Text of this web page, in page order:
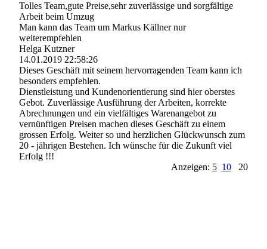
Tolles Team,gute Preise,sehr zuverlässige und sorgfältige
Arbeit beim Umzug
Man kann das Team um Markus Källner nur
weiterempfehlen
Helga Kutzner
14.01.2019 22:58:26
Dieses Geschäft mit seinem hervorragenden Team kann ich
besonders empfehlen.
Dienstleistung und Kundenorientierung sind hier oberstes
Gebot. Zuverlässige Ausführung der Arbeiten, korrekte
Abrechnungen und ein vielfältiges Warenangebot zu
vernünftigen Preisen machen dieses Geschäft zu einem
grossen Erfolg. Weiter so und herzlichen Glückwunsch zum
20 - jährigen Bestehen. Ich wünsche für die Zukunft viel
Erfolg !!!
Anzeigen: 5 1020